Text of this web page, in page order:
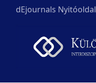
dEjournals Nyitóoldal